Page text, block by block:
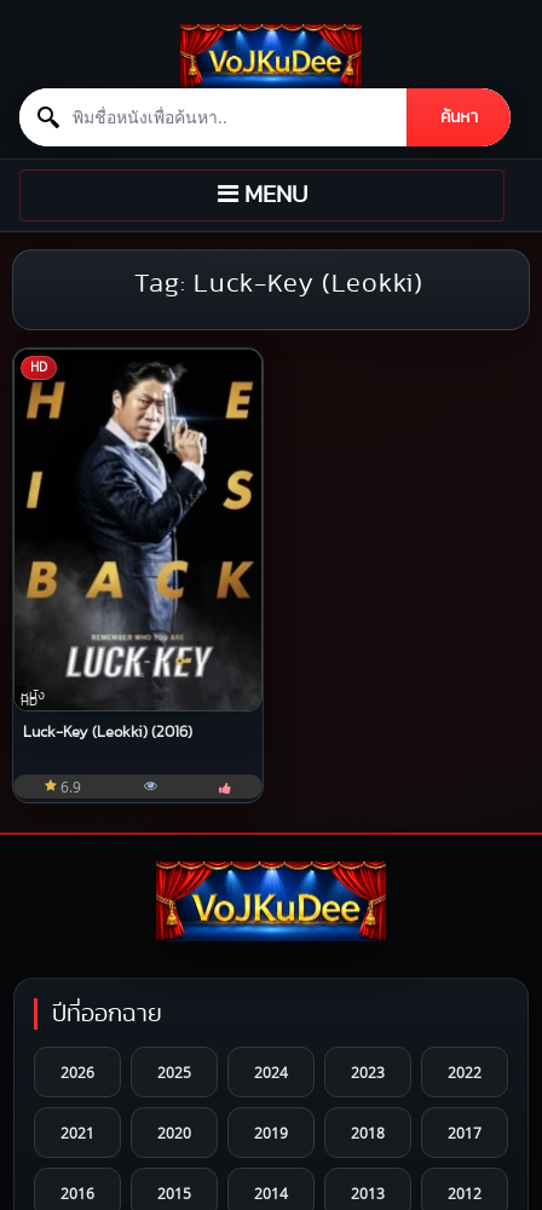
Search for:
ค้นหา
Skip to content
TOGGLE
NAVIGATION
MENU
Tag: Luck-Key (Leokki)
HD
หนัง
HD
Luck-Key (Leokki) (2016)
6.9
ปีที่ออกฉาย
2026 2025 2024 2023 2022
2021 2020 2019 2018 2017
2016 2015 2014 2013 2012